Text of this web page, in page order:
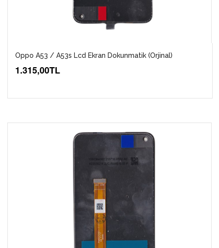
Oppo A53 / A53s Lcd Ekran Dokunmatik (Orjinal)
1.315,00TL